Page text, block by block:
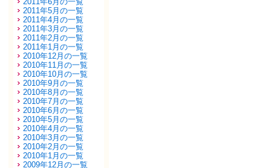
2011年5月の一覧
2011年4月の一覧
2011年3月の一覧
2011年2月の一覧
2011年1月の一覧
2010年12月の一覧
2010年11月の一覧
2010年10月の一覧
2010年9月の一覧
2010年8月の一覧
2010年7月の一覧
2010年6月の一覧
2010年5月の一覧
2010年4月の一覧
2010年3月の一覧
2010年2月の一覧
2010年1月の一覧
2009年12月の一覧